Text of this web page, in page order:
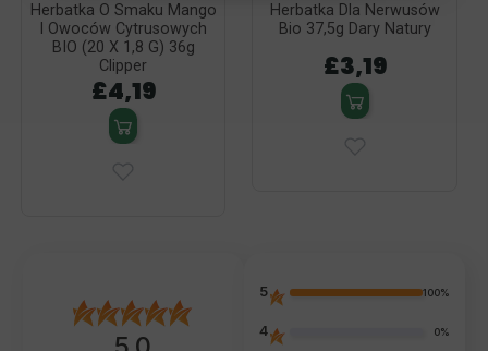
Herbatka O Smaku Mango
I Owoców Cytrusowych
BIO (20 X 1,8 G) 36g
Clipper
£4,19
Herbatka Dla Nerwusów
Bio 37,5g Dary Natury
£3,19
5 100%
4 0%